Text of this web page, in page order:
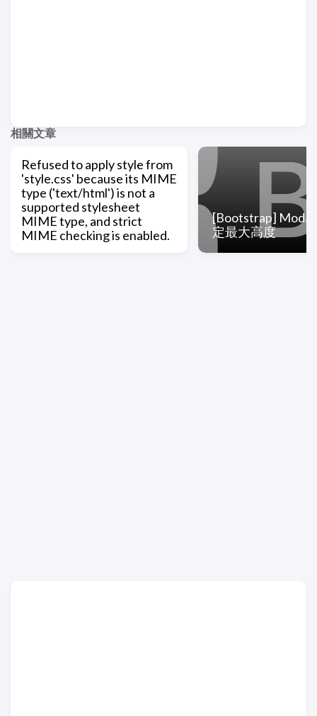
相關文章
Refused to apply style from
'style.css' because its MIME
type ('text/html') is not a
supported stylesheet
MIME type, and strict
MIME checking is enabled.
[Bootstrap] Modal
定最大高度